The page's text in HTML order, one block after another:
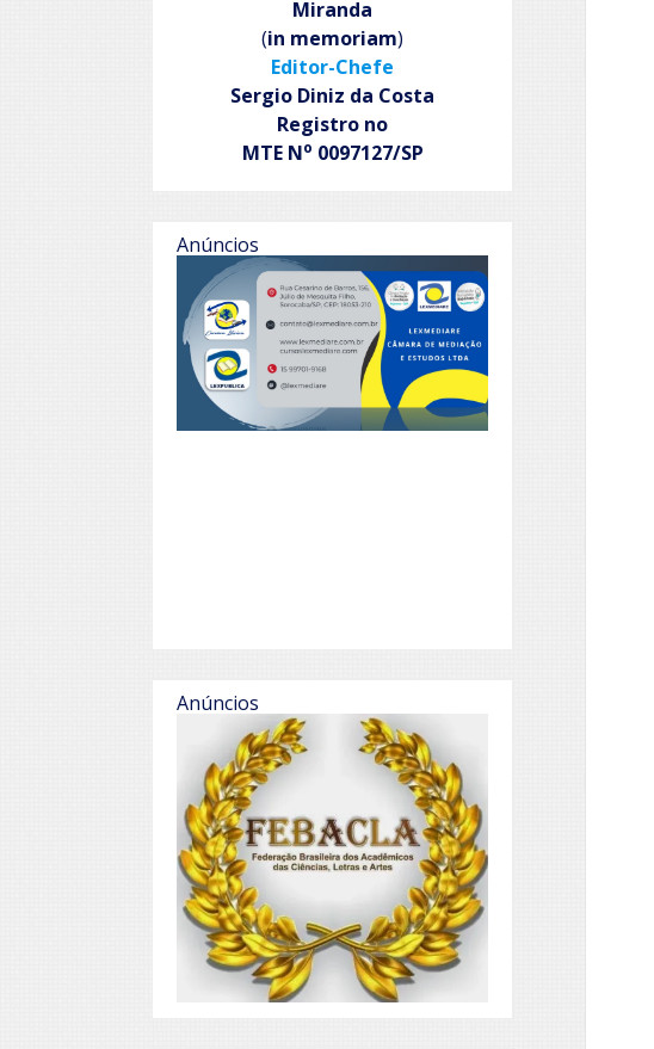
Miranda
(in memoriam)
Editor-Chefe
Sergio Diniz da Costa
Registro no
MTE No 0097127/SP
Anúncios
Anúncios